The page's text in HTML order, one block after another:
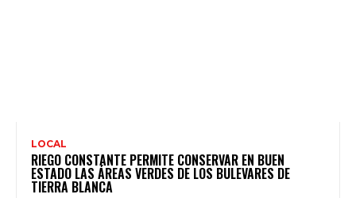
LOCAL
RIEGO CONSTANTE PERMITE CONSERVAR EN BUEN
ESTADO LAS ÁREAS VERDES DE LOS BULEVARES DE
TIERRA BLANCA